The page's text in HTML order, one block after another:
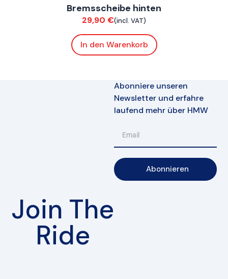
Bremsscheibe hinten
29,90 €(incl. VAT)
In den Warenkorb
Join The
Ride
Abonniere unseren
Newsletter und erfahre
laufend mehr über HMW
Abonnieren